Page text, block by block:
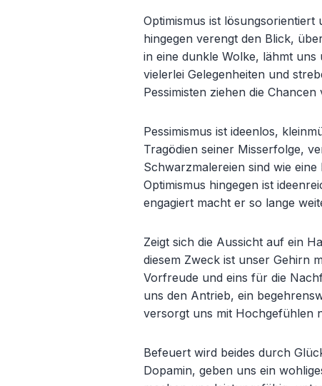
Optimismus ist lösungsorientiert
hingegen verengt den Blick,
in eine dunkle Wolke, lähmt
vielerlei Gelegenheiten und
Pessimisten ziehen die Chancen
Pessimismus ist ideenlos,
Tragödien seiner Misserfolge,
Schwarzmalereien sind wie eine
Optimismus hingegen ist
engagiert macht er so lange
Zeigt sich die Aussicht auf ein
diesem Zweck ist unser Gehirn
Vorfreude und eins für die
uns den Antrieb, ein
versorgt uns mit Hochgefühlen
Befeuert wird beides durch
Dopamin, geben uns ein